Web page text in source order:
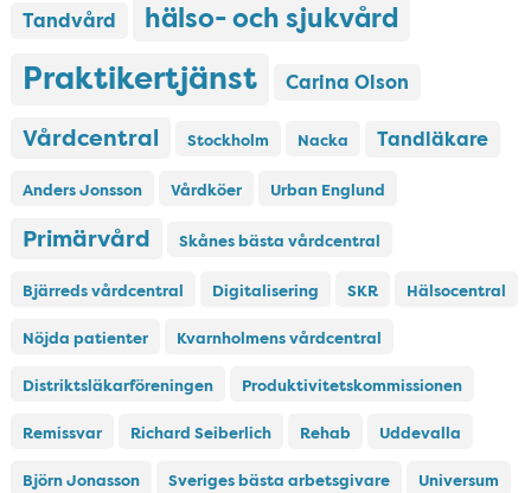
Tandvård hälso- och sjukvård
Praktikertjänst Carina Olson
Vårdcentral Stockholm Nacka Tandläkare
Anders Jonsson Vårdköer Urban Englund
Primärvård Skånes bästa vårdcentral
Bjärreds vårdcentral Digitalisering SKR Hälsocentral
Nöjda patienter Kvarnholmens vårdcentral
Distriktsläkarföreningen Produktivitetskommissionen
Remissvar Richard Seiberlich Rehab Uddevalla
Björn Jonasson Sveriges bästa arbetsgivare Universum